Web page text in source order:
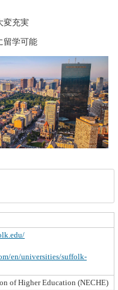
変充実
留学可能
en/universities/suffolk-
of Higher Education (NECHE)